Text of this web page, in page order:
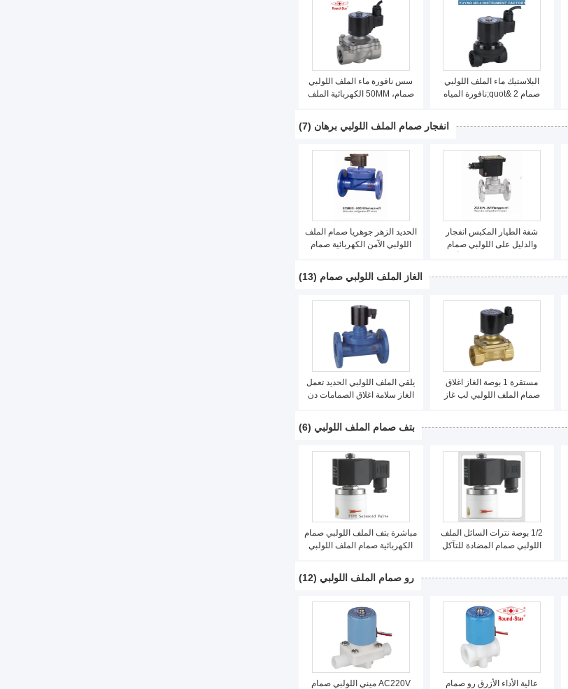
سس نافورة ماء الملف اللولبي
صمام، 50MM الكهربائية الملف
البلاستيك ماء الملف اللولبي
صمام 2 &quot;نافورة المياه
انفجار صمام الملف اللولبي برهان (7)
الحديد الزهر جوهريا صمام الملف
اللولبي الآمن الكهربائية صمام
برهان
شفة الطيار المكبس انفجار
والدليل على اللولبي صمام
الغاز الملف اللولبي صمام (13)
يلقي الملف اللولبي الحديد تعمل
الغاز سلامة اغلاق الصمامات دن
مستقرة 1 بوصة الغاز اغلاق
صمام الملف اللولبي لب غاز
بتف صمام الملف اللولبي (6)
مباشرة بتف الملف اللولبي صمام
الكهربائية صمام الملف اللولبي
1/2 بوصة نترات السائل الملف
اللولبي صمام المضادة للتآكل
رو صمام الملف اللولبي (12)
AC220V ميني اللولبي صمام
عالية الأداء الأزرق رو صمام